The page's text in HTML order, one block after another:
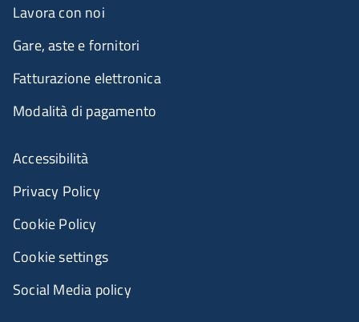
Lavora con noi
Gare, aste e fornitori
Fatturazione elettronica
Modalità di pagamento
Accessibilità
Privacy Policy
Cookie Policy
Cookie settings
Social Media policy